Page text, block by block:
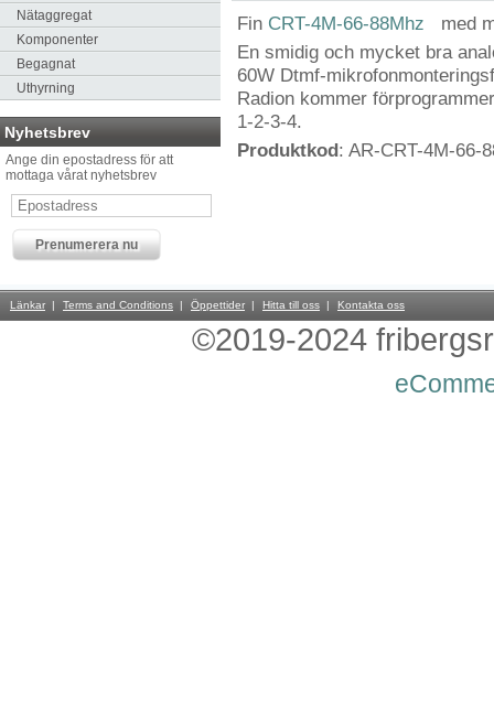
Nätaggregat
Komponenter
Begagnat
Uthyrning
Nyhetsbrev
Ange din epostadress för att
mottaga vårat nyhetsbrev
Fin CRT-4M-66-88Mhz
med
En smidig och mycket bra
60W Dtmf-
Radion kommer
1-2-3-4.
Produktkod: AR-CRT-4M-66-
Länkar Terms and Conditions Öppettider Hitta till oss Kontakta oss
©2019-2024